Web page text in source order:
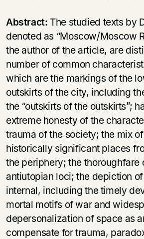
Abstract: The studied texts by
denoted as “Moscow/Moscow
the author of the article, are
number of common
which are the markings of the
outskirts of the city, including
the “outskirts of the outskirts”;
extreme honesty of the
trauma of the society; the mix
historically significant places
the periphery; the thoroughfare
antiutopian loci; the depiction
internal, including the timely
mortal motifs of war and
depersonalization of space as
compensate for trauma,